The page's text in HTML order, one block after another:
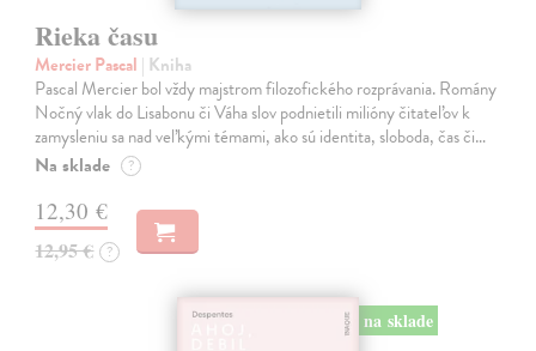
Rieka času
Mercier Pascal | Kniha
Pascal Mercier bol vždy majstrom filozofického rozprávania. Romány
Nočný vlak do Lisabonu či Váha slov podnietili milióny čitateľov k
zamysleniu sa nad veľkými témami, ako sú identita, sloboda, čas či…
Na sklade ?
12,30 €
12,95 € ?
na sklade